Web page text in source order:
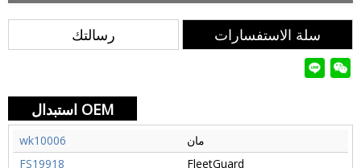
رسالتك سلة الاستفسارات
استبدال OEM
wk10006
مان
FS19918
FleetGuard